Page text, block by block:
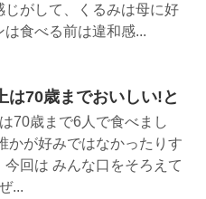
じがして、くるみは母に好
は食べる前は違和感...
は70歳までおいしい!と
70歳まで6人で食べまし
かが好みではなかったりす
今回は みんな口をそろえて
...